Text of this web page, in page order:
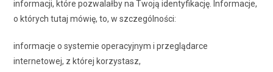
informacji, które pozwalałby na Twoją identyfikację. Informacje,
o których tutaj mówię, to, w szczególności:
informacje o systemie operacyjnym i przeglądarce
internetowej, z której korzystasz,